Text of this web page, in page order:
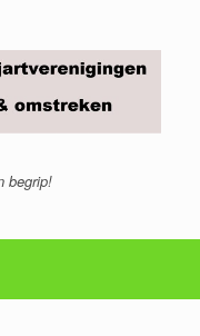
begrip!